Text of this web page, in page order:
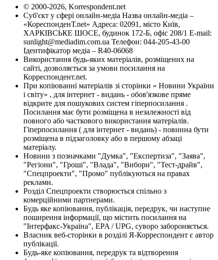
© 2000-2026, Korrespondent.net
Суб'єкт у сфері онлайн-медіа Назва онлайн-медіа –
«КореспонденТ.net» Адреса: 02091, місто Київ,
ХАРКІВСЬКЕ ШОСЕ, будинок 172-Б, офіс 208/1 E-mail:
sunlight@mediadim.com.ua Телефон: 044-205-43-00
Ідентифікатор медіа – R40-06068
Використання будь-яких матеріалів, розміщених на
сайті, дозволяється за умови посилання на
Корреспондент.net.
При копіюванні матеріалів зі сторінки « Новини України
і світу» , для інтернет - видань - обов'язкове пряме
відкрите для пошукових систем гіперпосилання .
Посилання має бути розміщена в незалежності від
повного або часткового використання матеріалів.
Гіперпосилання ( для інтернет - видань) - повинна бути
розміщена в підзаголовку або в першому абзаці
матеріалу.
Новини з позначками "Думка", "Експертиза", "Заява",
"Регіони", "Гроші", "Влада", "Вибори", "Тест-драйв",
"Спецпроекти", "Промо" публікуються на правах
реклами.
Розділ Спецпроекти створюється спільно з
комерційними партнерами.
Будь яке копіювання, публікація, передрук, чи наступне
поширення інформації, що містить посилання на
"Інтерфакс-Україна", EPA / UPG, суворо забороняється.
Власник веб-сторінки в розділі Я-Корреспондент є автор
публікації.
Будь-яке копіювання, передрук та відтворення